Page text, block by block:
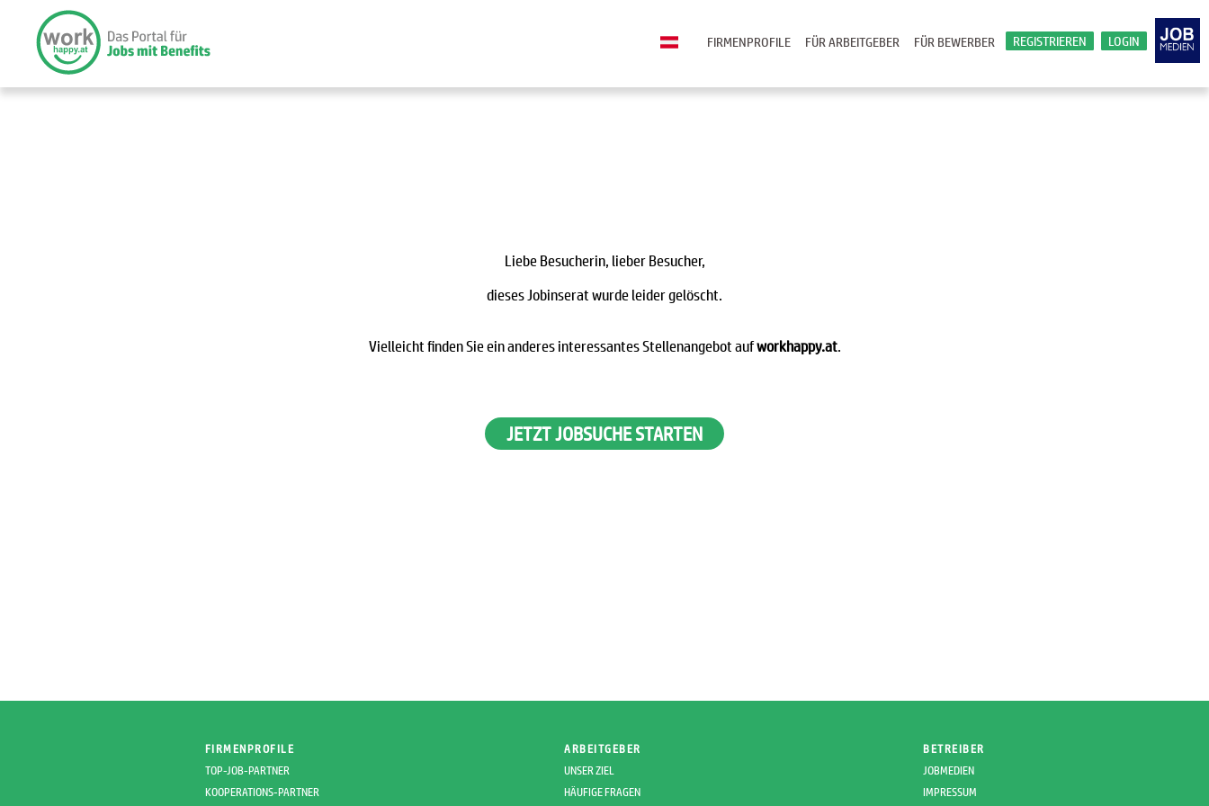
LOGIN
REGISTRIEREN
FÜR BEWERBER
FÜR ARBEITGEBER
FIRMENPROFILE
Liebe Besucherin, lieber Besucher,
dieses Jobinserat wurde leider gelöscht.
Vielleicht finden Sie ein anderes interessantes Stellenangebot aufworkhappy.at.
JETZT JOBSUCHE STARTEN
FIRMENPROFILE
TOP-JOB-PARTNER
KOOPERATIONS-PARTNER
ARBEITGEBER
UNSER ZIEL
HÄUFIGE FRAGEN
BETREIBER
JOBMEDIEN
IMPRESSUM